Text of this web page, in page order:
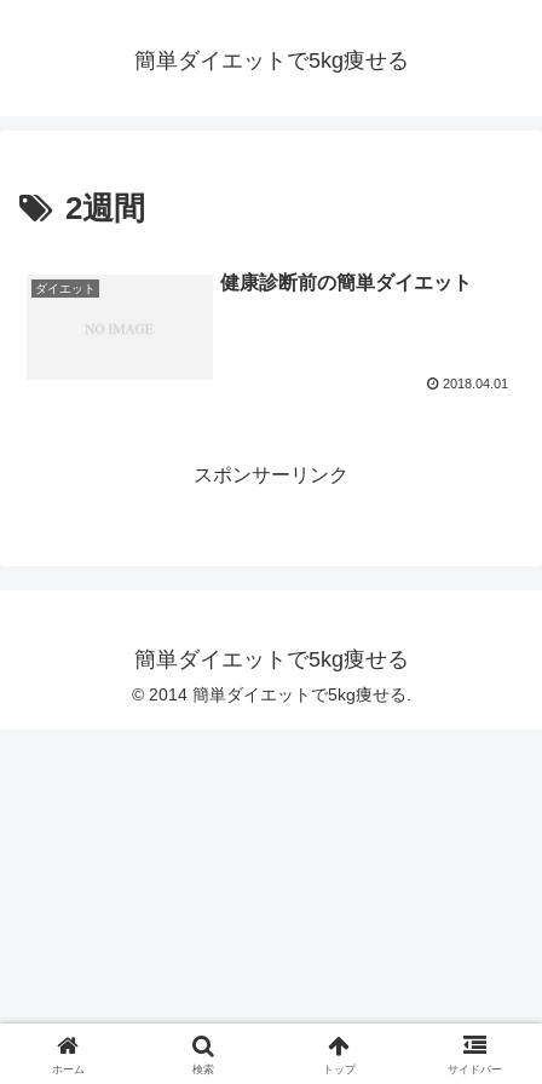
簡単ダイエットで5kg痩せる
2週間
ダイエット 健康診断前の簡単ダイエット
2018.04.01
スポンサーリンク
簡単ダイエットで5kg痩せる
© 2014 簡単ダイエットで5kg痩せる.
ホーム 検索 トップ サイドバー